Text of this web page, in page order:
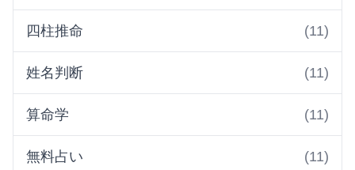
四柱推命 (11)
姓名判断 (11)
算命学 (11)
無料占い (11)